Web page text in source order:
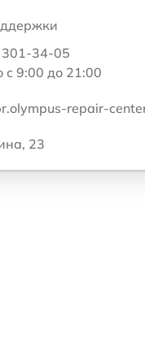
301-34-05
с 9:00 до 21:00
repair-
23